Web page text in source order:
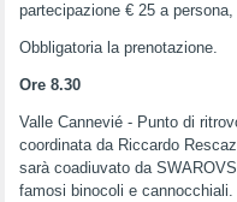
partecipazione € 25 a
Obbligatoria la prenotazione.
Ore 8.30
Valle Cannevié - Punto di
coordinata da Riccardo
sarà coadiuvato da
famosi binocoli e